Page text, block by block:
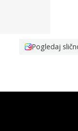
Pogledaj